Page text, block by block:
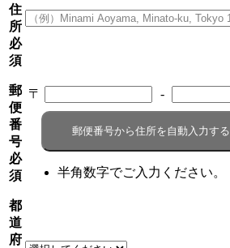
住
所
必
須
郵
便
番
号
必
須
〒 -
郵便番号から住所を自動入力する
半角数字でご入力ください。
都
道
府